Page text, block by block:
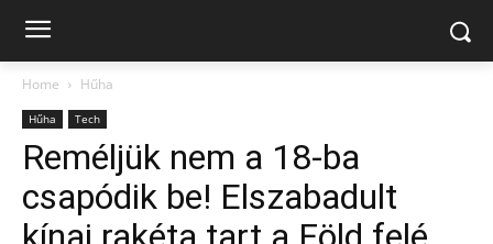
Home Hűha
Hűha Tech
Reméljük nem a 18-ba
csapódik be! Elszabadult